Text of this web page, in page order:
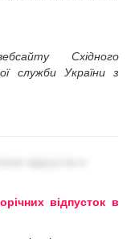
Східного
служби України з
відпусток в